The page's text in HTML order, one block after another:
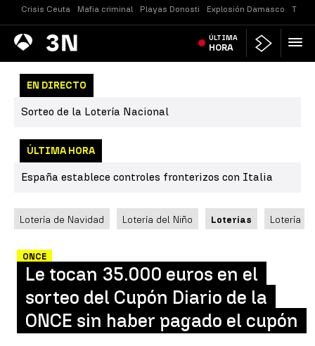
Crisis Ceuta Mafia criminal Playas Donosti Explosión Damasco
Antena
3 Noticias ÚLTIMA
HORA
EN DIRECTO
Sorteo de la Lotería Nacional
ÚLTIMA HORA
España establece controles fronterizos con Italia
Lotería de Navidad Lotería del Niño Loterías Lotería
ONCE
Le tocan 35.000 euros en el
sorteo del Cupón Diario de la
ONCE sin haber pagado el cupón